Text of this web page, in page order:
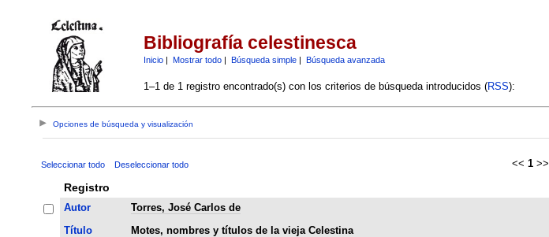
Bibliografía celestinesca
Inicio| Mostrar todo| Búsqueda simple| Búsqueda avanzada
1–1 de 1 registro encontrado(s) con los criterios de búsqueda introducidos (RSS):
Opciones de búsqueda y visualización
Seleccionar todo Deseleccionar todo << 1 >>
Registro
Autor
Torres, José Carlos de
Título
Motes, nombres y títulos de la vieja Celestina